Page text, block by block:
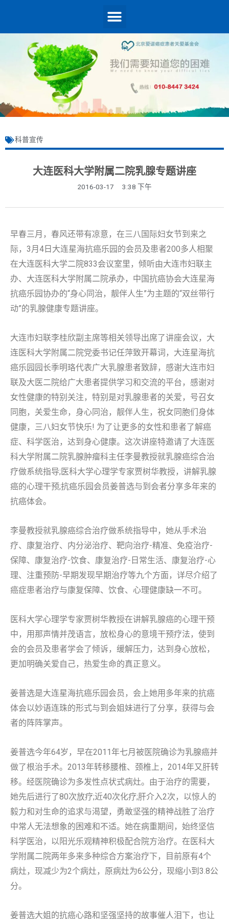
科普宣传
大连医科大学附属二院乳腺专题讲座
2016-03-17 3:38 下午
早春三月，春风还带有凉意，在三八国际妇女节到来之
际，3月4日大连星海抗癌乐园的会员及患者200多人相聚
在大连医科大学二院833会议室里，倾听由大连市妇联主
办、大连医科大学附属二院承办，中国抗癌协会大连星海
抗癌乐园协办的“身心同治，靓伴人生”为主题的“双丝带行
动”的乳腺健康专题讲座。
大连市妇联李桂欣副主席等相关领导出席了讲座会议，大
连医科大学附属二院党委书记任萍致开幕词，大连星海抗
癌乐园园长季明珞代表广大乳腺患者致辞，感谢大连市妇
联及大医二院给广大患者提供学习和交流的平台，感谢对
女性健康的特别关注，特别是对乳腺患者的关爱，号召女
同胞，关爱生命，身心同治，靓伴人生，祝女同胞们身体
健康，三八妇女节快乐! 为了让更多的女性和患者了解癌
症、科学医治，达到身心健康。这次讲座特邀请了大连医
科大学附属二院乳腺肿瘤科主任李曼教授就乳腺癌综合治
疗做系统指导;医科大学心理学专家贾树华教授，讲解乳腺
癌的心理干预;抗癌乐园会员姜普选与到会者分享多年来的
抗癌体会。
李曼教授就乳腺癌综合治疗做系统指导中，她从手术治
疗、康复治疗、内分泌治疗、靶向治疗-精准、免疫治疗-
保障、康复治疗-饮食、康复治疗-日常生活、康复治疗-心
理、注重预防-早期发现早期治疗等九个方面，详尽介绍了
癌症患者治疗与康复保障、饮食、心理健康缺一不可。
医科大学心理学专家贾树华教授在讲解乳腺癌的心理干预
中，用那声情并茂语言，放松身心的意境干预疗法，使到
会的会员及患者学会了倾诉，缓解压力，达到身心放松，
更加明确关爱自己，热爱生命的真正意义。
姜普选是大连星海抗癌乐园会员，会上她用多年来的抗癌
体会以妙语连珠的形式与到会姐妹进行了分享，获得与会
者的阵阵掌声。
姜普选今年64岁，早在2011年七月被医院确诊为乳腺癌并
做了根治手术。2013年转移腰椎、颈椎上，2014年又肝转
移。经医院确诊为多发性点状式病灶。由于治疗的需要，
她先后进行了80次放疗;近40次化疗;肝介入2次，以惊人的
毅力和对生命的追求与渴望，勇敢坚强的精神战胜了治疗
中常人无法想象的困难和不适。她在病重期间，始终坚信
科学医治，以阳光乐观精神积极配合院方治疗。在医科大
学附属二院两年多来多种综合方案治疗下，目前原有4个
病灶，现减少为2个病灶，原病灶为6公分，现缩小到3.8公
分。
姜普选大姐的抗癌心路和坚强坚持的故事催人泪下，也让